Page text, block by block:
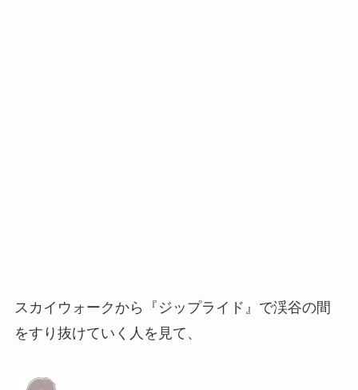
スカイウォークから『ジップライド』で渓谷の間
をすり抜けていく人を見て、